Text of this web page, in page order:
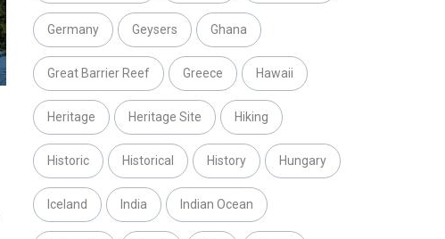
Germany Geysers Ghana
Great Barrier Reef Greece Hawaii
Heritage Heritage Site Hiking
Historic Historical History Hungary
Iceland India Indian Ocean